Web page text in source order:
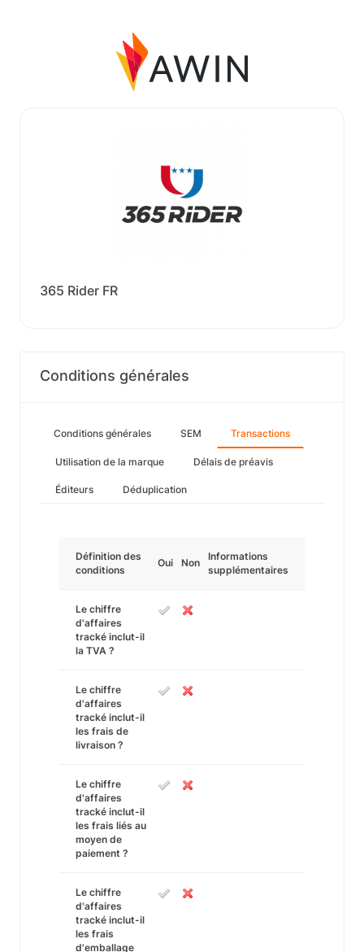
365 Rider FR
Conditions générales
Conditions générales SEM Transactions
Utilisation de la marque Délais de préavis
Éditeurs Déduplication
Définition des
conditions
Oui Non
Informations
supplémentaires
Le chiffre
d'affaires
tracké inclut-il
la TVA ?
Le chiffre
d'affaires
tracké inclut-il
les frais de
livraison ?
Le chiffre
d'affaires
tracké inclut-il
les frais liés au
moyen de
paiement ?
Le chiffre
d'affaires
tracké inclut-il
les frais
d'emballage